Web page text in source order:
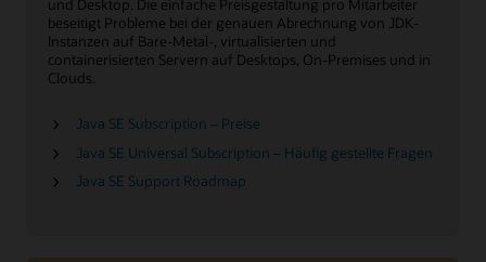
und Desktop. Die einfache Preisgestaltung pro Mitarbeiter
beseitigt Probleme bei der genauen Abrechnung von JDK-
Instanzen auf Bare-Metal-, virtualisierten und
containerisierten Servern auf Desktops, On-Premises und in
Clouds.
Java SE Subscription – Preise
Java SE Universal Subscription – Häufig gestellte Fragen
Java SE Support Roadmap